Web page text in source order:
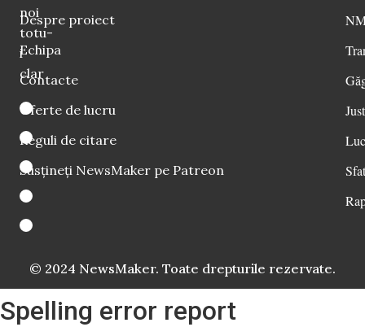
noi
totu-
i
clar
Despre proiect
Echipa
Contacte
Oferte de lucru
Reguli de citare
Susțineți NewsMaker pe Patreon
© 2024 NewsMaker. Toate drepturile rezervate.
Spelling error report